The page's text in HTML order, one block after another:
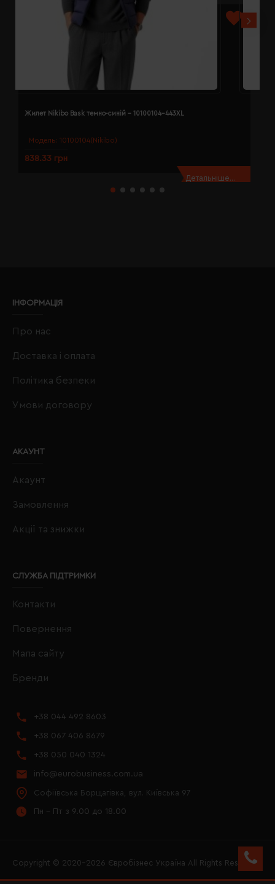
Модель: 10100104(Nikibo)
Жилет Nikibo Bask темно-синій - 10100104-443XL
838.33 грн
Детальніше...
ІНФОРМАЦІЯ
Про нас
Доставка і оплата
Політика безпеки
Умови договору
АКАУНТ
Акаунт
Замовлення
Акції та знижки
СЛУЖБА ПІДТРИМКИ
Контакти
Повернення
Мапа сайту
Бренди
+38 044 492 8603
+38 067 406 8679
+38 050 040 1324
info@eurobusiness.com.ua
Софіївська Борщагівка, вул. Київська 97
Пн - Пт з 9.00 до 18.00
Copyright © 2020–2026 Євробізнес Україна All Rights Reserved